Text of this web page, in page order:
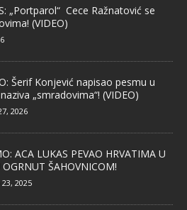
„Portparol“ Cece Ražnatović se
(VIDEO)
Šerif Konjević napisao pesmu u
„smradovima“! (VIDEO)
2026
ACA LUKAS PEVAO HRVATIMA U
ŠAHOVNICOM!
2025